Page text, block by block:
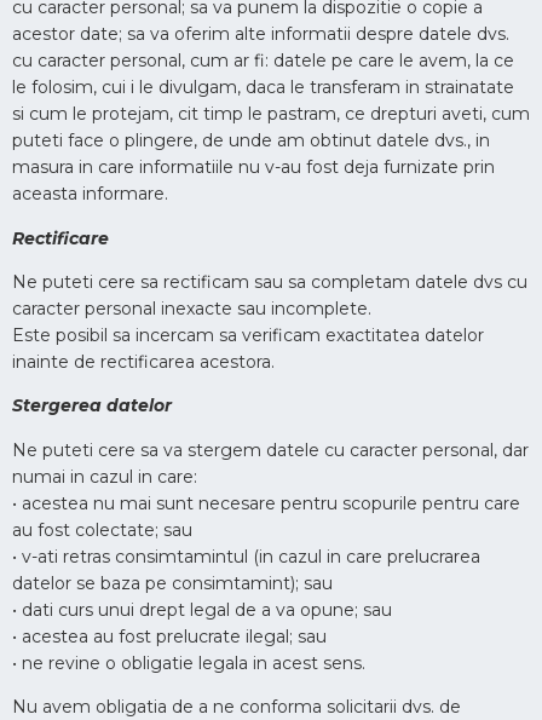
cu caracter personal; sa va punem la dispozitie o copie a
acestor date; sa va oferim alte informatii despre datele dvs.
cu caracter personal, cum ar fi: datele pe care le avem, la ce
le folosim, cui i le divulgam, daca le transferam in strainatate
si cum le protejam, cit timp le pastram, ce drepturi aveti, cum
puteti face o plingere, de unde am obtinut datele dvs., in
masura in care informatiile nu v-au fost deja furnizate prin
aceasta informare.
Rectificare
Ne puteti cere sa rectificam sau sa completam datele dvs cu
caracter personal inexacte sau incomplete.
Este posibil sa incercam sa verificam exactitatea datelor
inainte de rectificarea acestora.
Stergerea datelor
Ne puteti cere sa va stergem datele cu caracter personal, dar
numai in cazul in care:
• acestea nu mai sunt necesare pentru scopurile pentru care
au fost colectate; sau
• v-ati retras consimtamintul (in cazul in care prelucrarea
datelor se baza pe consimtamint); sau
• dati curs unui drept legal de a va opune; sau
• acestea au fost prelucrate ilegal; sau
• ne revine o obligatie legala in acest sens.
Nu avem obligatia de a ne conforma solicitarii dvs. de